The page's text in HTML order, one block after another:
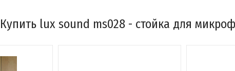
lux sound ms028 - стойка для